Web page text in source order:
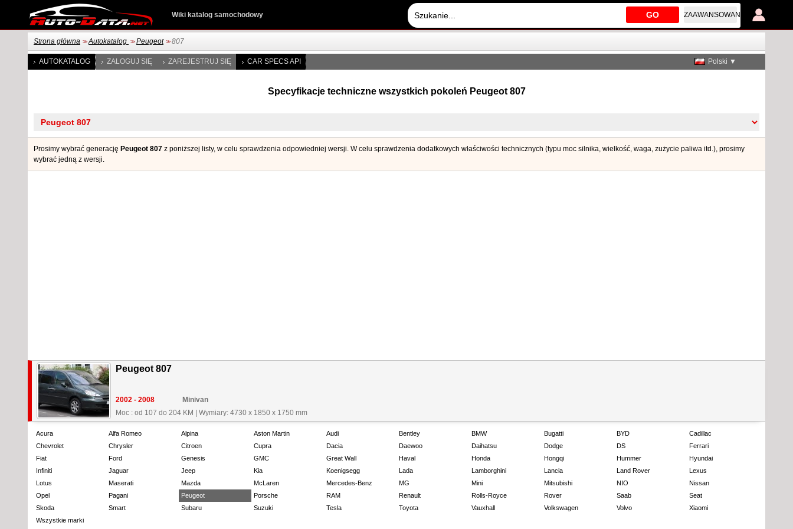
GO ZAAWANSOWANE
Wiki katalog samochodowy
Strona główna >> Autokatalog >> Peugeot >> 807
AUTOKATALOG ZALOGUJ SIĘ ZAREJESTRUJ SIĘ CAR SPECS API Polski ▼
Specyfikacje techniczne wszystkich pokoleń Peugeot 807
Prosimy wybrać generację Peugeot 807 z poniższej listy, w celu sprawdzenia odpowiedniej wersji. W celu sprawdzenia dodatkowych właściwości technicznych (typu moc silnika, wielkość, waga, zużycie paliwa itd.), prosimy
wybrać jedną z wersji.
Peugeot 807
2002 - 2008
Minivan
Moc : od 107 do 204 KM
Wymiary: 4730 x 1850 x 1750 mm
Acura Alfa Romeo Alpina Aston Martin Audi Bentley BMW Bugatti BYD
Cadillac
Chevrolet
Chrysler Citroen Cupra Dacia Daewoo Daihatsu Dodge DS
Ferrari
Fiat
Ford Genesis GMC Great Wall Haval Honda Hongqi Hummer
Hyundai
Infiniti
Jaguar Jeep Kia Koenigsegg Lada Lamborghini Lancia Land Rover
Lexus
Lotus
Maserati Mazda McLaren Mercedes-Benz MG Mini Mitsubishi NIO
Nissan
Opel
Pagani Peugeot Porsche RAM Renault Rolls-Royce Rover Saab
Seat
Skoda
Smart Subaru Suzuki Tesla Toyota Vauxhall Volkswagen Volvo
Xiaomi
Wszystkie marki